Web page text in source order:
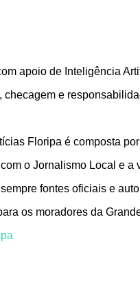
apoio de Inteligência
checagem e
Floripa é composta
o Jornalismo Local e
fontes oficiais e
os moradores da